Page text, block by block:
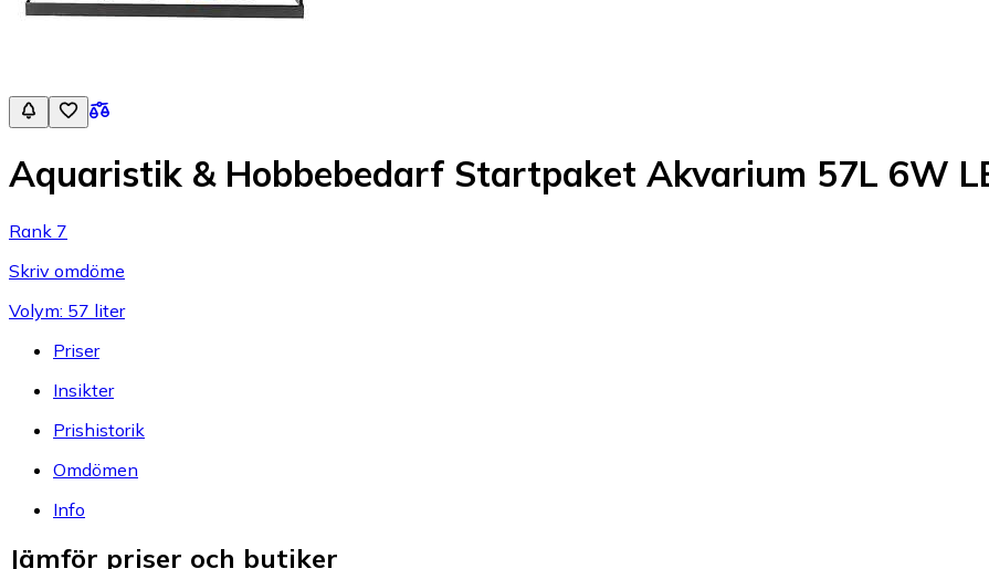
Aquaristik & Hobbebedarf Startpaket Akvarium 57L 6W
Rank 7
Skriv omdöme
Volym: 57 liter
Priser
Insikter
Prishistorik
Omdömen
Info
Jämför priser och butiker